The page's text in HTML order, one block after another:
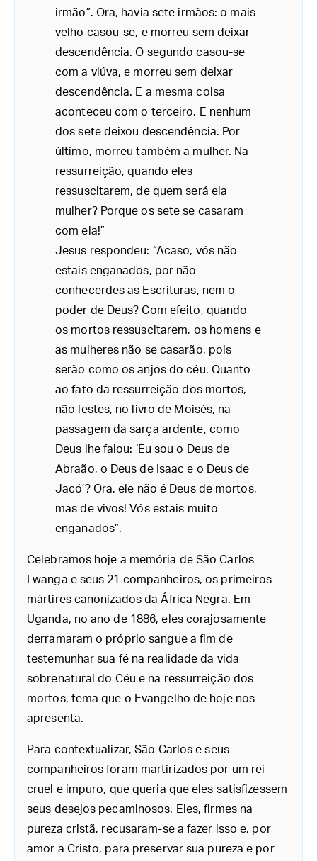
irmão”. Ora, havia sete irmãos: o mais
velho casou-se, e morreu sem deixar
descendência. O segundo casou-se
com a viúva, e morreu sem deixar
descendência. E a mesma coisa
aconteceu com o terceiro. E nenhum
dos sete deixou descendência. Por
último, morreu também a mulher. Na
ressurreição, quando eles
ressuscitarem, de quem será ela
mulher? Porque os sete se casaram
com ela!”
Jesus respondeu: “Acaso, vós não
estais enganados, por não
conhecerdes as Escrituras, nem o
poder de Deus? Com efeito, quando
os mortos ressuscitarem, os homens e
as mulheres não se casarão, pois
serão como os anjos do céu. Quanto
ao fato da ressurreição dos mortos,
não lestes, no livro de Moisés, na
passagem da sarça ardente, como
Deus lhe falou: ‘Eu sou o Deus de
Abraão, o Deus de Isaac e o Deus de
Jacó’? Ora, ele não é Deus de mortos,
mas de vivos! Vós estais muito
enganados”.
Celebramos hoje a memória de São Carlos
Lwanga e seus 21 companheiros, os primeiros
mártires canonizados da África Negra. Em
Uganda, no ano de 1886, eles corajosamente
derramaram o próprio sangue a fim de
testemunhar sua fé na realidade da vida
sobrenatural do Céu e na ressurreição dos
mortos, tema que o Evangelho de hoje nos
apresenta.
Para contextualizar, São Carlos e seus
companheiros foram martirizados por um rei
cruel e impuro, que queria que eles satisfizessem
seus desejos pecaminosos. Eles, firmes na
pureza cristã, recusaram-se a fazer isso e, por
amor a Cristo, para preservar sua pureza e por